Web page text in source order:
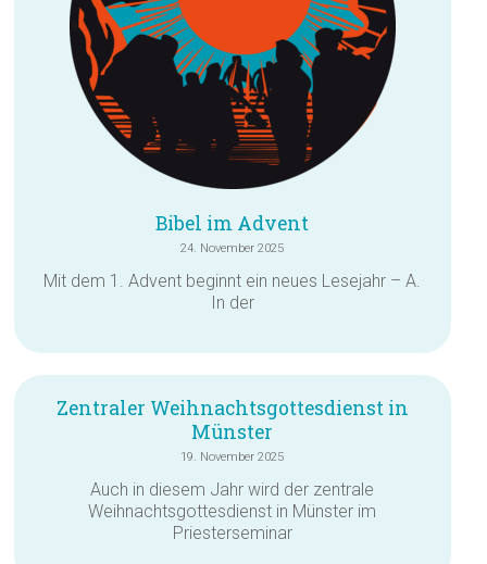
Bibel im Advent
24. November 2025
Mit dem 1. Advent beginnt ein neues Lesejahr – A.
In der
Zentraler Weihnachtsgottesdienst in
Münster
19. November 2025
Auch in diesem Jahr wird der zentrale
Weihnachtsgottesdienst in Münster im
Priesterseminar